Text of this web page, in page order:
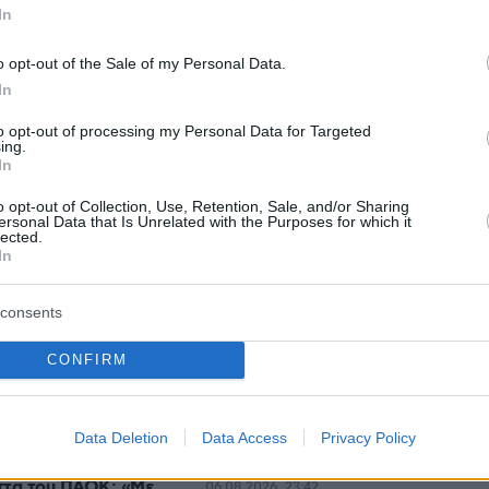
opt-out of the Sale of my Personal Data.
opt-out of processing my Personal Data for Targeted
opt-out of Collection, Use, Retention, Sale, and/or Sharing
Data that Is Unrelated with the Purposes for which it
CONFIRM
Data Deletion Data Access Privacy Policy
ΕιδήσειςΔημοφιλή
να τα
Τραμπ για το τέλος του πολέμου με
αντέξουν πολύ ακόμα»
Διακοπές στη Σίκινο
06.08.2026, 23:43